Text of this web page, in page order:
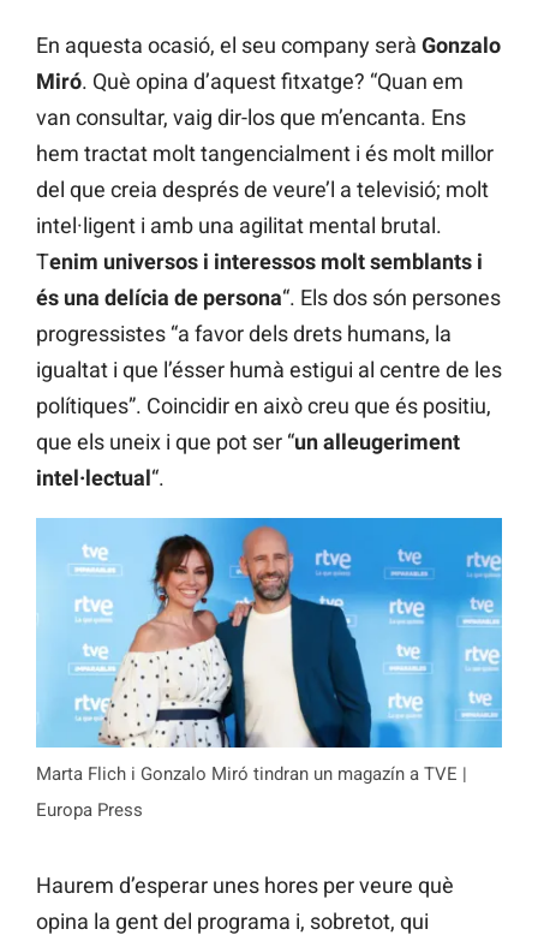
En aquesta ocasió, el seu company serà Gonzalo
Miró. Què opina d’aquest fitxatge? “Quan em
van consultar, vaig dir-los que m’encanta. Ens
hem tractat molt tangencialment i és molt millor
del que creia després de veure’l a televisió; molt
intel·ligent i amb una agilitat mental brutal.
Tenim universos i interessos molt semblants i
és una delícia de persona“. Els dos són persones
progressistes “a favor dels drets humans, la
igualtat i que l’ésser humà estigui al centre de les
polítiques”. Coincidir en això creu que és positiu,
que els uneix i que pot ser “un alleugeriment
intel·lectual“.
Marta Flich i Gonzalo Miró tindran un magazín a TVE |
Europa Press
Haurem d’esperar unes hores per veure què
opina la gent del programa i, sobretot, qui